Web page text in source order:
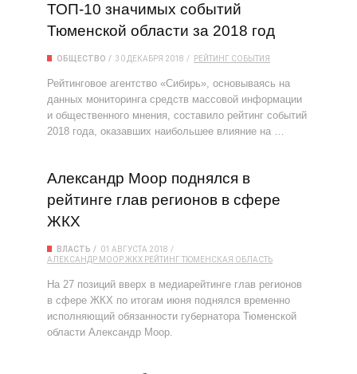
ТОП-10 значимых событий
Тюменской области за 2018 год
ОБЩЕСТВО 30 ДЕКАБРЯ 2018 РЕЙТИНГ СОБЫТИЯ
Рейтинговое агентство «Сибирь», основываясь на
данных мониторинга средств массовой информации
и общественного мнения, составило рейтинг событий
2018 года, оказавших наибольшее влияние на …
Александр Моор поднялся в
рейтинге глав регионов в сфере
ЖКХ
ВЛАСТЬ
01 АВГУСТА 2018
АЛЕКСАНДР МООРЖКХ РЕЙТИНГ ТЮМЕНСКАЯ ОБЛАСТЬ
На 27 позиций вверх в медиарейтинге глав регионов
в сфере ЖКХ по итогам июня поднялся временно
исполняющий обязанности губернатора Тюменской
области Александр Моор.